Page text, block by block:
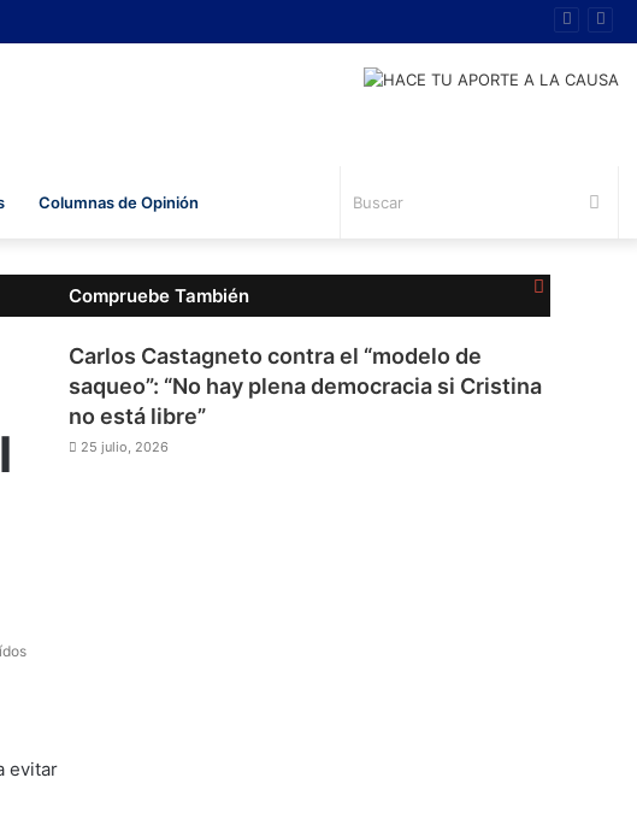
Columnas de Opinión
evitar
Compruebe También Cerrar
Carlos Castagneto contra el “modelo de
saqueo”: “No hay plena democracia si Cristina
no está libre”
25 julio, 2026